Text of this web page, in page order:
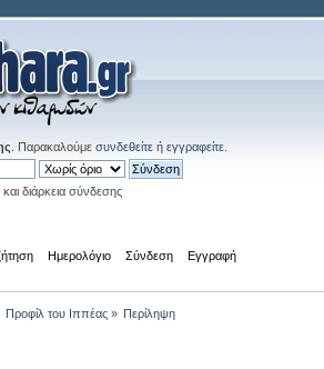
. Παρακαλούμε συνδεθείτε ή εγγραφείτε
διάρκεια σύνδεσης
Ημερολόγιο Σύνδεση Εγγραφή
Προφίλ του Ιππέας» Περίληψη